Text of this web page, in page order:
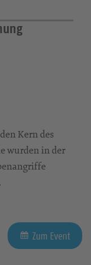
Kern des
wurden in der
Zum Event